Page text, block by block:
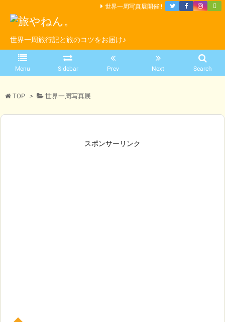
世界一周旅行記と旅のコツをお届け♪
Menu Sidebar Prev Next Search
世界一周写真展開催!!
TOP > 世界一周写真展
スポンサーリンク